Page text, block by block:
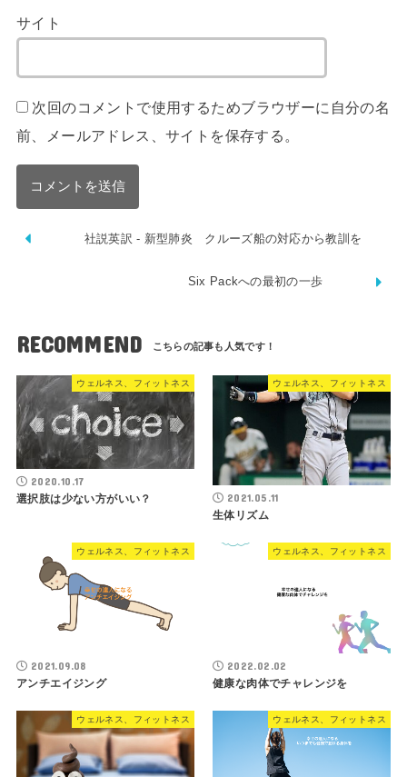
サイト
次回のコメントで使用するためブラウザーに自分の名
前、メールアドレス、サイトを保存する。
社説英訳 - 新型肺炎 クルーズ船の対応から教訓を
Six Packへの最初の一歩
RECOMMEND
ウェルネス、フィットネス
2020.10.17
選択肢は少ない方がいい？
ウェルネス、フィットネス
2021.05.11
生体リズム
ウェルネス、フィットネス
2021.09.08
アンチエイジング
ウェルネス、フィットネス
2022.02.02
健康な肉体でチャレンジを
ウェルネス、フィットネス ウェルネス、フィットネス